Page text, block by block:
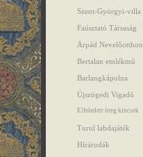
Szent-Györgyi-villa
Faúsztató Társaság
Árpád Nevelőotthon
Bertalan emlékmű
Barlangkápolna
Újszögedi Vigadó
Elfeledett öreg kincsek
Turul labdajáték
Hírárudák